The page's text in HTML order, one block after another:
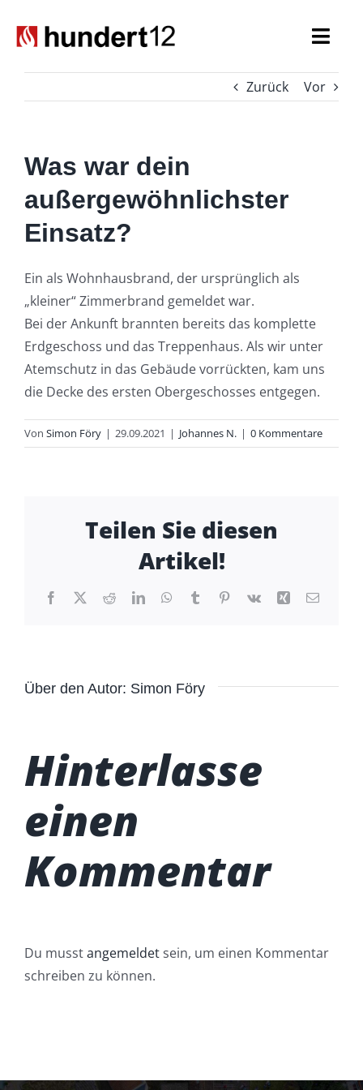
Inhalt
Spezialaufgaben
Seniorenabteilung
Nachwuchs
Zurück Vor
Was war dein
außergewöhnlichster
Einsatz?
Ein als Wohnhausbrand, der ursprünglich als
„kleiner“ Zimmerbrand gemeldet war.
Bei der Ankunft brannten bereits das komplette
Erdgeschoss und das Treppenhaus. Als wir unter
Atemschutz in das Gebäude vorrückten, kam uns
die Decke des ersten Obergeschosses entgegen.
Von Simon Föry | 29.09.2021 | Johannes N. | 0 Kommentare
Teilen Sie diesen
Artikel!
Facebook
X RedditLinkedInWhatsApp
TumblrPinterest
Vk Xing E-
Über den Autor: Simon Föry
Hinterlasse
einen
Kommentar
Du musstangemeldetsein, um einen Kommentar
schreiben zu können.